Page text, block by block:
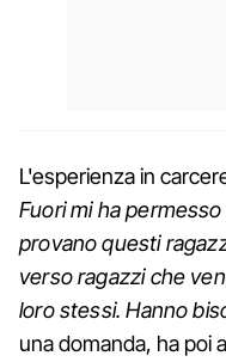
L'esperienza in
Fuori mi ha
provano questi
verso ragazzi che
loro stessi. Hanno
una domanda, ha poi